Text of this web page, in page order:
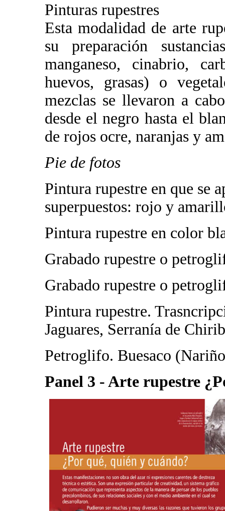
Pinturas rupestres
Esta modalidad de arte
su preparación
manganeso, cinabrio,
huevos, grasas) o
mezclas se llevaron a
desde el negro hasta el
de rojos ocre, naranjas y
Pie de fotos
Pintura rupestre en que se
superpuestos: rojo y
Pintura rupestre en color
Grabado rupestre o
Grabado rupestre o
Pintura rupestre.
Jaguares, Serranía de
Petroglifo. Buesaco
Panel 3 - Arte rupestre